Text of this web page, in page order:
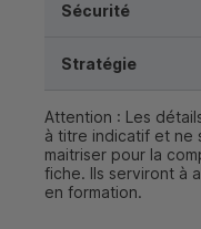
Sécurité
Stratégie
Attention : Les
à titre indicatif et ne
maitriser pour la
fiche. Ils serviront à
en formation.